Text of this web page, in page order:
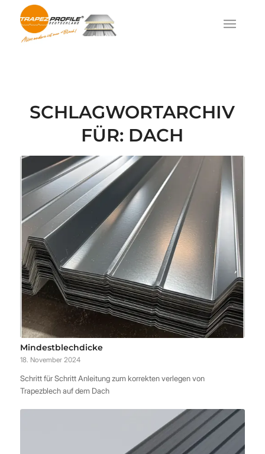
SCHLAGWORTARCHIV
FÜR: DACH
Mindestblechdicke
18. November 2024
Schritt für Schritt Anleitung zum korrekten verlegen von
Trapezblech auf dem Dach